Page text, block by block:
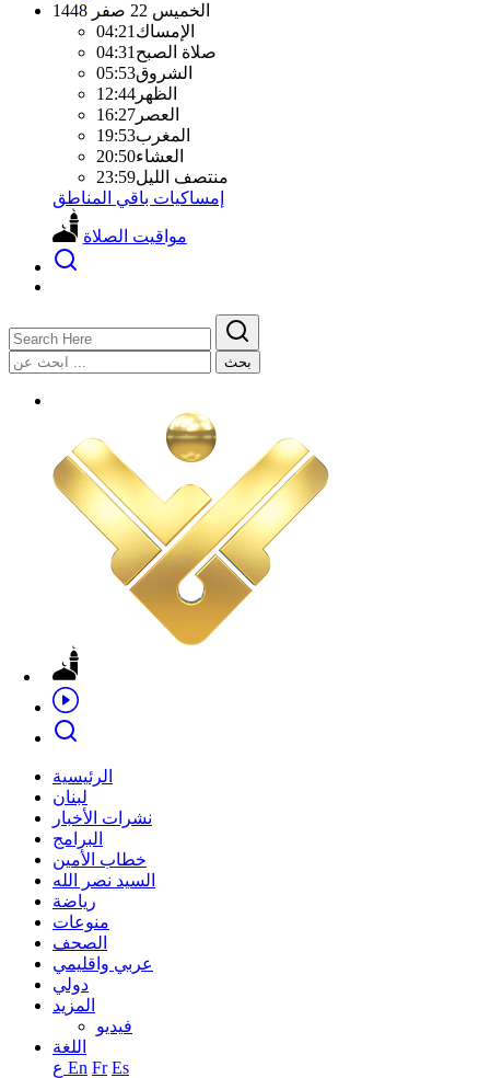
الخميس 22 صفر 1448
الإمساك 04:21
صلاة الصبح 04:31
الشروق05:53
الظهر 12:44
العصر 16:27
المغرب19:53
العشاء20:50
منتصف الليل23:59
إمساكيات باقي المناطق
مواقيت الصلاة
بحث
الرئيسية
لبنان
نشرات الأخبار
البرامج
خطاب الأمين
السيد نصر الله
رياضة
منوعات
الصحف
عربي واقليمي
دولي
المزيد
فيديو
اللغة
En Fr Es